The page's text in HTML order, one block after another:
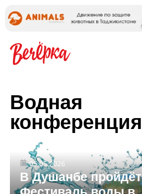
Водная
конференция
05.05.2026
В Душанбе пройдёт